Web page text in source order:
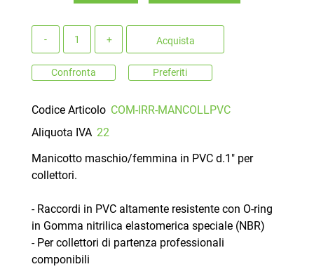
Acquista
Confronta Preferiti
Codice Articolo COM-IRR-MANCOLLPVC
Aliquota IVA 22
Manicotto maschio/femmina in PVC d.1" per
collettori.
- Raccordi in PVC altamente resistente con O-ring
in Gomma nitrilica elastomerica speciale (NBR)
- Per collettori di partenza professionali
componibili